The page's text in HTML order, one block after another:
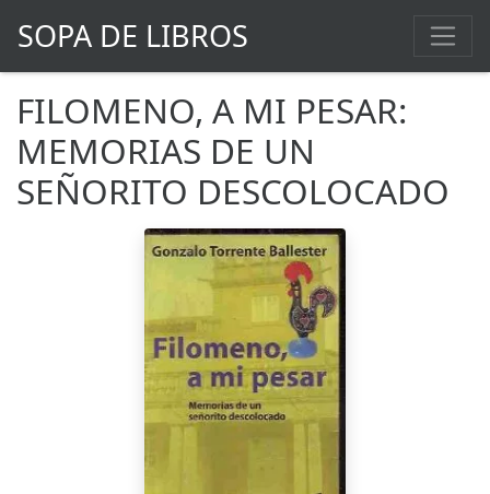
SOPA DE LIBROS
FILOMENO, A MI PESAR:
MEMORIAS DE UN
SEÑORITO DESCOLOCADO